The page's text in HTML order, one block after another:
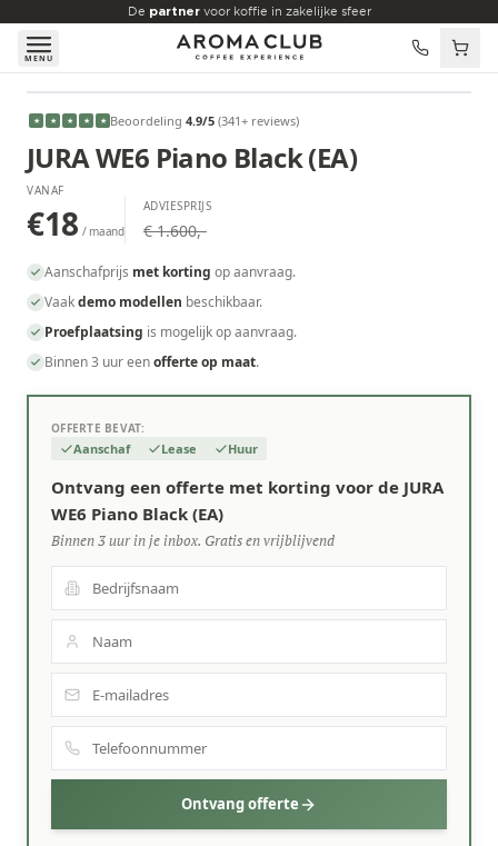
Skip to main content
De partnervoor koffie in zakelijke sfeer
MENU
VANAF
€18
★ ★ ★ ★ ★ Beoordeling 4.9/5 (341+ reviews)
JURA WE6 Piano Black (EA)
VANAF
€18 / maand
ADVIESPRIJS
€ 1.600,-
Aanschafprijs met korting op aanvraag.
Vaakdemo modellen beschikbaar.
Proefplaatsing is mogelijk op aanvraag.
Binnen 3 uur eenofferte op maat.
OFFERTE BEVAT:
Aanschaf Lease Huur
Ontvang een offerte met korting voor de JURA
WE6 Piano Black (EA)
Binnen 3 uur in je inbox. Gratis en vrijblijvend
Ontvang offerte